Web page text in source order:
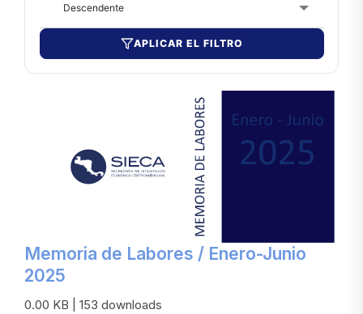
Descendente
APLICAR EL FILTRO
Memoria de Labores / Enero-Junio
2025
0.00 KB | 153 downloads